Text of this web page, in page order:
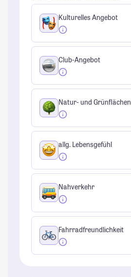
Kulturelles Angebot
Club-Angebot
Natur- und Grünflächen
allg. Lebensgefühl
Nahverkehr
Fahrradfreundlichkeit